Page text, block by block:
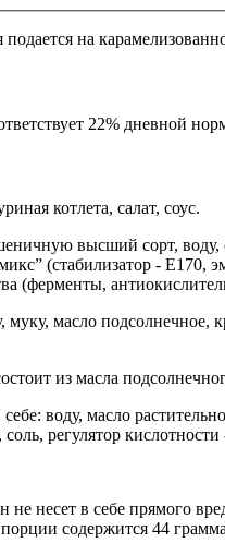
на
22% дневной
котлета, салат, соус.
высший сорт,
(стабилизатор - Е170,
(ферменты,
муку, масло
из масла
воду, масло
регулятор
несет в себе прямого
содержится 44